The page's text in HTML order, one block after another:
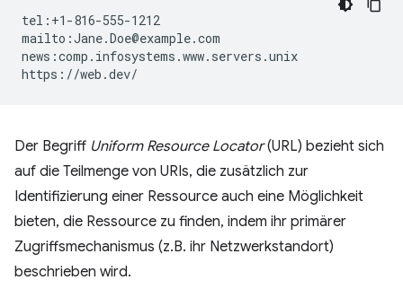
tel:+1-816-555-1212
mailto:Jane.Doe@example.com
news:comp.infosystems.www.servers.unix
Der Begriff Uniform Resource Locator(URL) bezieht sich
auf die Teilmenge von URIs, die zusätzlich zur
Identifizierung einer Ressource auch eine Möglichkeit
bieten, die Ressource zu finden, indem ihr primärer
Zugriffsmechanismus (z.B. ihr Netzwerkstandort)
beschrieben wird.